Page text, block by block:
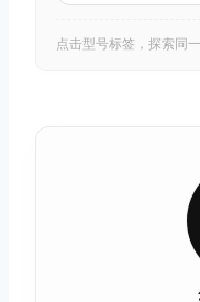
点击型号标签，探索同